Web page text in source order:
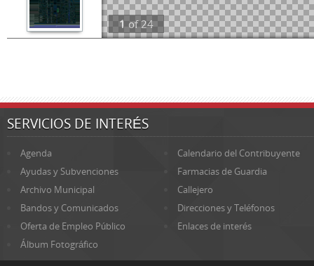
1 of 24
SERVICIOS DE INTERÉS
Agenda
Calendario del Contribuyente
Ayudas y Subvenciones
Farmacias de Guardia
Archivo Municipal
Callejero
Bandos y Comunicados
Direcciones y Teléfonos
Oferta de Empleo Público
Enlaces de interés
Álbum Fotográfico